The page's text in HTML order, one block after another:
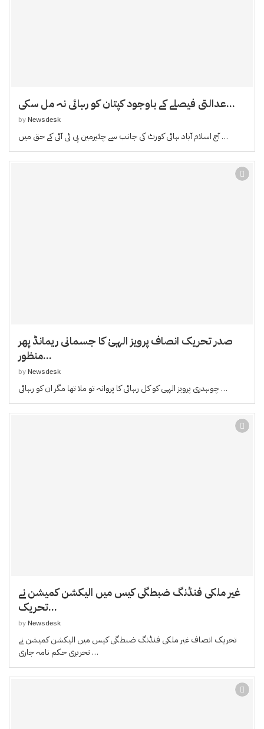
عدالتی فیصلے کے باوجود کپتان کو رہائی نہ مل سکی...
by Newsdesk
آج اسلام آباد ہائی کورٹ کی جانب سے چئیرمین پی ٹی آئی کے حق میں …
صدر تحریک انصاف پرویز الہیٰ کا جسمانی ریمانڈ پھر
منظور...
by Newsdesk
چوہدری پرویز الہی کو کل رہائی کا پروانہ تو ملا تھا مگر ان کو رہائی …
غیر ملکی فنڈنگ ضبطگی کیس میں الیکشن کمیشن نے
تحریک...
by Newsdesk
تحریک انصاف غیر ملکی فنڈنگ ضبطگی کیس میں الیکشن کمیشن نے
تحریری حکم نامہ جاری …